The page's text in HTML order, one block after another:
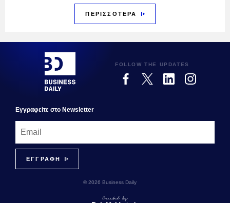
ΠΕΡΙΣΣΟΤΕΡΑ
FOLLOW THE UPDATES
Εγγραφεiτε στο Newsletter
© 2026 Business Daily